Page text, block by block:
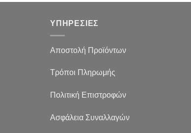
ΥΠΗΡΕΣΙΕΣ
Αποστολή Προϊόντων
Τρόποι Πληρωμής
Πολιτική Επιστροφών
Ασφάλεια Συναλλαγών